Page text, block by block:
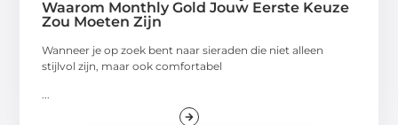
Waarom Monthly Gold Jouw Eerste Keuze
Zou Moeten Zijn
Wanneer je op zoek bent naar sieraden die niet alleen
stijlvol zijn, maar ook comfortabel
...